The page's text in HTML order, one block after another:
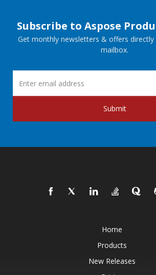
Subscribe to Aspose
Get monthly newsletters & offers
mailbox.
Submit
Home
Products
New Releases